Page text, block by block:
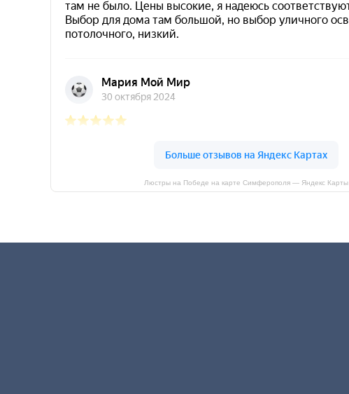
Люстры на Победе на карте Симферополя — Яндекс Карты